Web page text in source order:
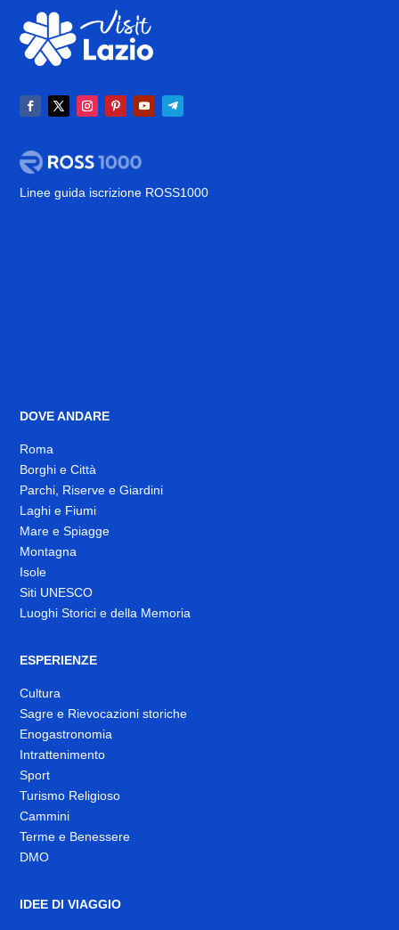
Linee guida iscrizione ROSS1000
DOVE ANDARE
Roma
Borghi e Città
Parchi, Riserve e Giardini
Laghi e Fiumi
Mare e Spiagge
Montagna
Isole
Siti UNESCO
Luoghi Storici e della Memoria
ESPERIENZE
Cultura
Sagre e Rievocazioni storiche
Enogastronomia
Intrattenimento
Sport
Turismo Religioso
Cammini
Terme e Benessere
DMO
IDEE DI VIAGGIO